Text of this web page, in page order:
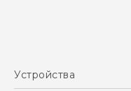
Русский -
Устройства